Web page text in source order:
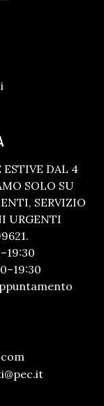
ESTIVE DAL 4
SOLO SU
SERVIZIO
URGENTI